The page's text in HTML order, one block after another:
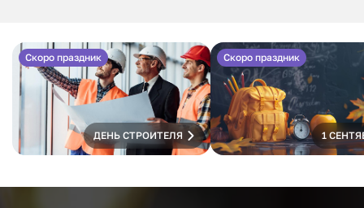
Скоро праздник
ДЕНЬ СТРОИТЕЛЯ
Скоро праздник
1